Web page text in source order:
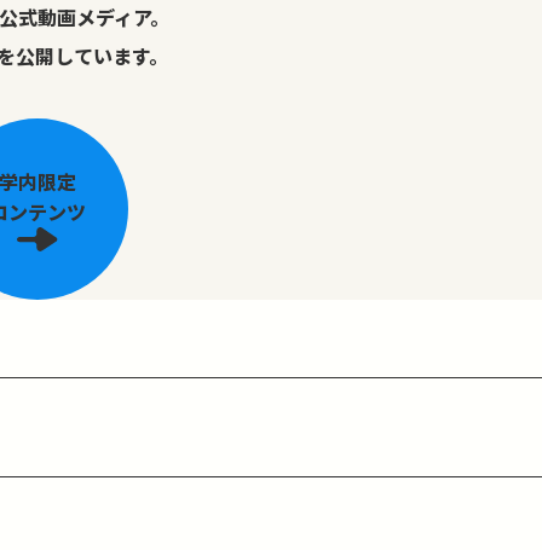
式動画メディア。
開しています。
学内限定
ンテンツ